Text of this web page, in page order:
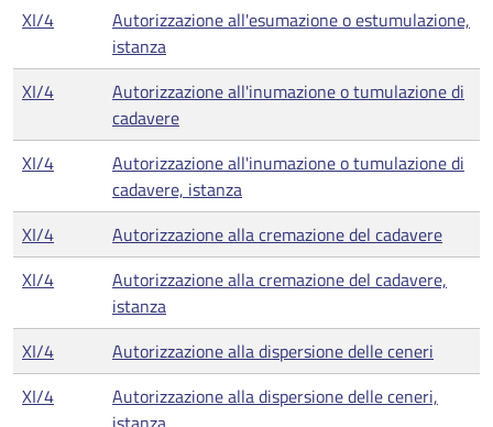
XI/4
Autorizzazione all'esumazione o estumulazione,
istanza
XI/4
Autorizzazione all'inumazione o tumulazione di
cadavere
XI/4
Autorizzazione all'inumazione o tumulazione di
cadavere, istanza
XI/4
Autorizzazione alla cremazione del cadavere
XI/4
Autorizzazione alla cremazione del cadavere,
istanza
XI/4
Autorizzazione alla dispersione delle ceneri
XI/4
Autorizzazione alla dispersione delle ceneri,